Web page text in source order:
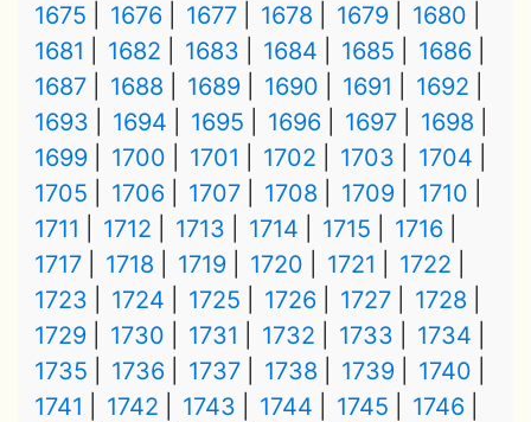
1675
1676 1677 1678 1679
1680
1681
1682 1683 1684 1685
1686
1687
1688 1689 1690 1691
1692
1693
1694 1695 1696 1697
1698
1699
1700 1701 1702 1703
1704
1705
1706 1707 1708 1709
1710
1711
1712 1713 1714 1715
1716
1717
1718 1719 1720 1721
1722
1723
1724 1725 1726 1727
1728
1729
1730 1731 1732 1733
1734
1735
1736 1737 1738 1739
1740
1741
1742 1743 1744 1745
1746